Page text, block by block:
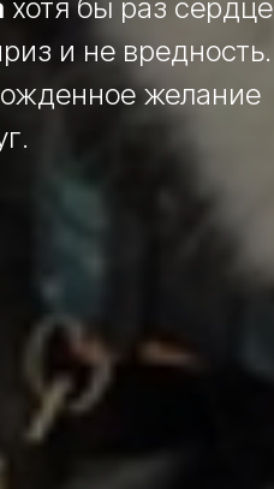
хотя бы раз сердце
и не вредность.
желание